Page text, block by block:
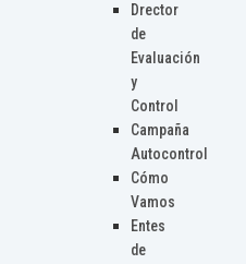
Drector
de
Evaluación
y
Control
Campaña
Autocontrol
Cómo
Vamos
Entes
de